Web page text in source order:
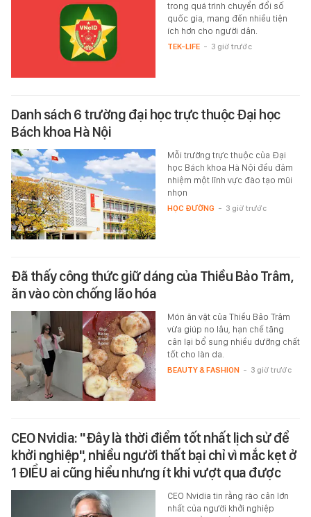
trong quá trình chuyển đổi số
quốc gia, mang đến nhiều tiện
ích hơn cho người dân.
TEK-LIFE - 3 giờ trước
Danh sách 6 trường đại học trực thuộc Đại học
Bách khoa Hà Nội
Mỗi trường trực thuộc của Đại
học Bách khoa Hà Nội đều đảm
nhiệm một lĩnh vực đào tạo mũi
nhọn
HỌC ĐƯỜNG - 3 giờ trước
Đã thấy công thức giữ dáng của Thiều Bảo Trâm,
ăn vào còn chống lão hóa
Món ăn vặt của Thiều Bảo Trâm
vừa giúp no lâu, hạn chế tăng
cân lại bổ sung nhiều dưỡng chất
tốt cho làn da.
BEAUTY & FASHION - 3 giờ trước
CEO Nvidia: "Đây là thời điểm tốt nhất lịch sử để
khởi nghiệp", nhiều người thất bại chỉ vì mắc kẹt ở
1 ĐIỀU ai cũng hiểu nhưng ít khi vượt qua được
CEO Nvidia tin rằng rào cản lớn
nhất của người khởi nghiệp